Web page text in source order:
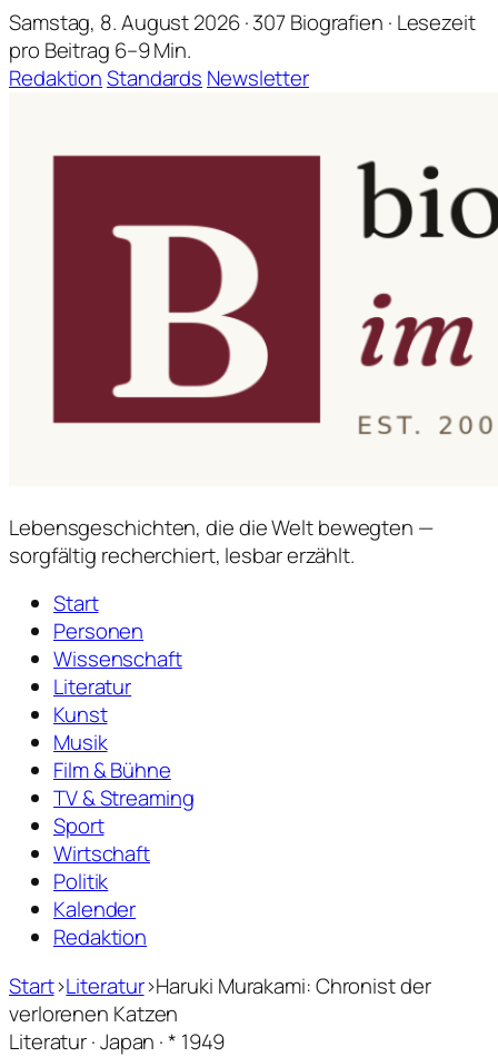
Samstag, 8. August 2026 · 307 Biografien · Lesezeit
pro Beitrag 6–9 Min.
RedaktionStandards Newsletter
Lebensgeschichten, die die Welt bewegten —
sorgfältig recherchiert, lesbar erzählt.
Start
Personen
Wissenschaft
Literatur
Kunst
Musik
Film & Bühne
TV & Streaming
Sport
Wirtschaft
Politik
Kalender
Redaktion
Start›Literatur›Haruki Murakami: Chronist der
verlorenen Katzen
Literatur · Japan · * 1949